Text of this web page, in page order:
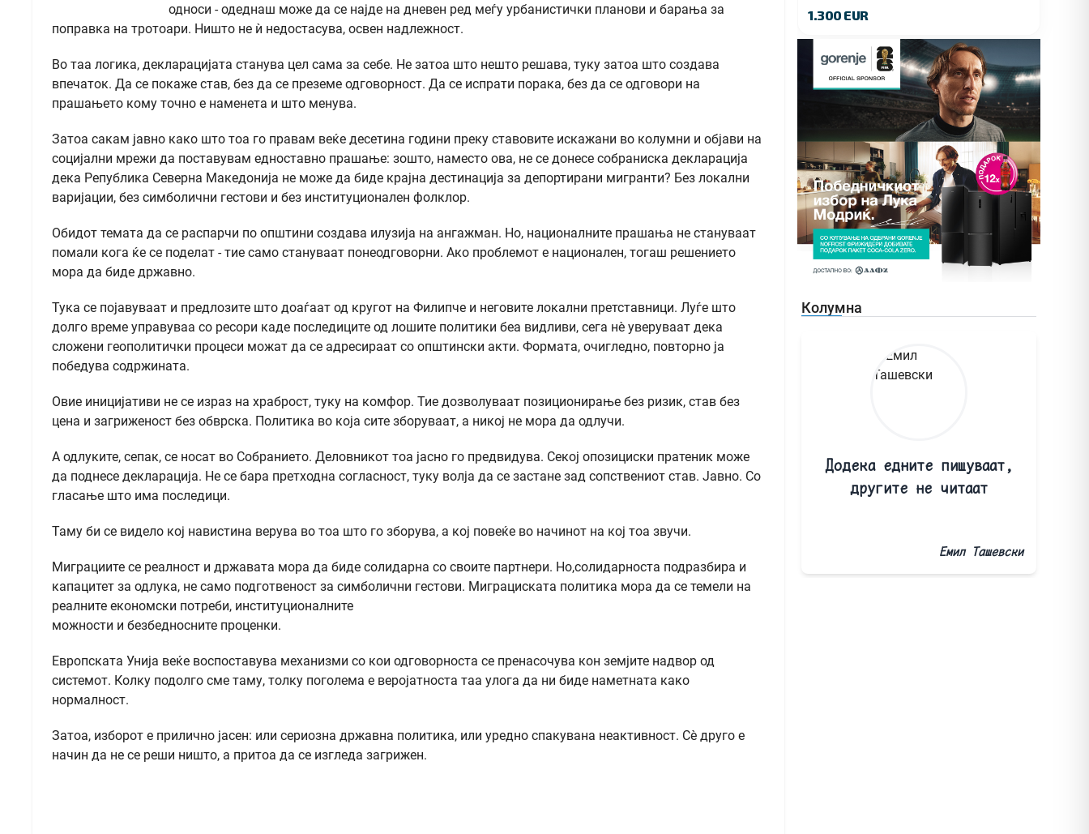
односи - одеднаш може да се најде на дневен ред меѓу урбанистички планови и барања за
поправка на тротоари. Ништо не ѝ недостасува, освен надлежност.
Во таа логика, декларацијата станува цел сама за себе. Не затоа што нешто решава, туку затоа што создава
впечаток. Да се покаже став, без да се преземе одговорност. Да се испрати порака, без да се одговори на
прашањето кому точно е наменета и што менува.
Затоа сакам јавно како што тоа го правам веќе десетина години преку ставовите искажани во колумни и објави на
социјални мрежи да поставувам едноставно прашање: зошто, наместо ова, не се донесе собраниска декларација
дека Република Северна Македонија не може да биде крајна дестинација за депортирани мигранти? Без локални
варијации, без симболични гестови и без институционален фолклор.
Обидот темата да се распарчи по општини создава илузија на ангажман. Но, националните прашања не стануваат
помали кога ќе се поделат - тие само стануваат понеодговорни. Ако проблемот е национален, тогаш решението
мора да биде државно.
Тука се појавуваат и предлозите што доаѓаат од кругот на Филипче и неговите локални претставници. Луѓе што
долго време управуваа со ресори каде последиците од лошите политики беа видливи, сега нè уверуваат дека
сложени геополитички процеси можат да се адресираат со општински акти. Формата, очигледно, повторно ја
победува содржината.
Овие иницијативи не се израз на храброст, туку на комфор. Тие дозволуваат позиционирање без ризик, став без
цена и загриженост без обврска. Политика во која сите зборуваат, а никој не мора да одлучи.
А одлуките, сепак, се носат во Собранието. Деловникот тоа јасно го предвидува. Секој опозициски пратеник може
да поднесе декларација. Не се бара претходна согласност, туку волја да се застане зад сопствениот став. Јавно. Со
гласање што има последици.
Таму би се видело кој навистина верува во тоа што го зборува, а кој повеќе во начинот на кој тоа звучи.
Миграциите се реалност и државата мора да биде солидарна со своите партнери. Но,солидарноста подразбира и
капацитет за одлука, не само подготвеност за симболични гестови. Миграциската политика мора да се темели на
реалните економски потреби, институционалните
можности и безбедносните проценки.
Европската Унија веќе воспоставува механизми со кои одговорноста се пренасочува кон земјите надвор од
системот. Колку подолго сме таму, толку поголема е веројатноста таа улога да ни биде наметната како
нормалност.
Затоа, изборот е прилично јасен: или сериозна државна политика, или уредно спакувана неактивност. Сè друго е
начин да не се реши ништо, а притоа да се изгледа загрижен.
1.300 EUR
Колумна
Додека едните пишуваат,
другите не читаат
Емил Ташевски